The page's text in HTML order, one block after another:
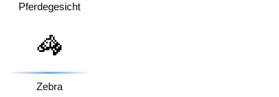
Pferdegesicht
🦓
Zebra